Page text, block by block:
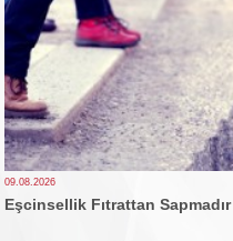
09.08.2026
Eşcinsellik Fıtrattan Sapmadır